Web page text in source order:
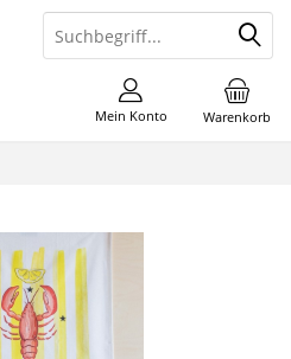
Warenkorb
Mein Konto